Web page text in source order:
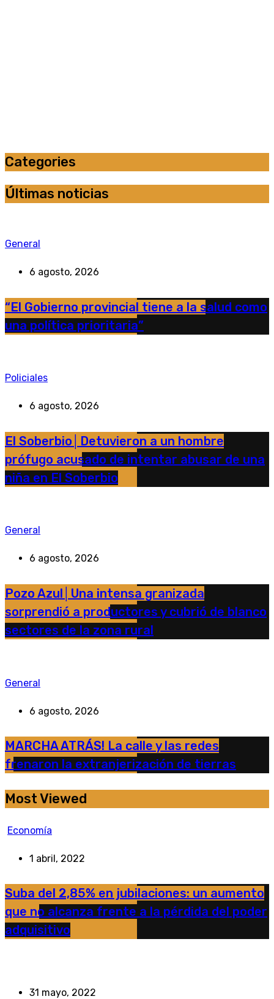
Categories
Últimas noticias
General
6 agosto, 2026
“El Gobierno provincial tiene a la salud como
una política prioritaria”
Policiales
6 agosto, 2026
El Soberbio│Detuvieron a un hombre
prófugo acusado de intentar abusar de una
niña en El Soberbio
General
6 agosto, 2026
Pozo Azul│Una intensa granizada
sorprendió a productores y cubrió de blanco
sectores de la zona rural
General
6 agosto, 2026
MARCHA ATRÁS! La calle y las redes
frenaron la extranjerización de tierras
Most Viewed
Economía
1 abril, 2022
Suba del 2,85% en jubilaciones: un aumento
que no alcanza frente a la pérdida del poder
adquisitivo
31 mayo, 2022